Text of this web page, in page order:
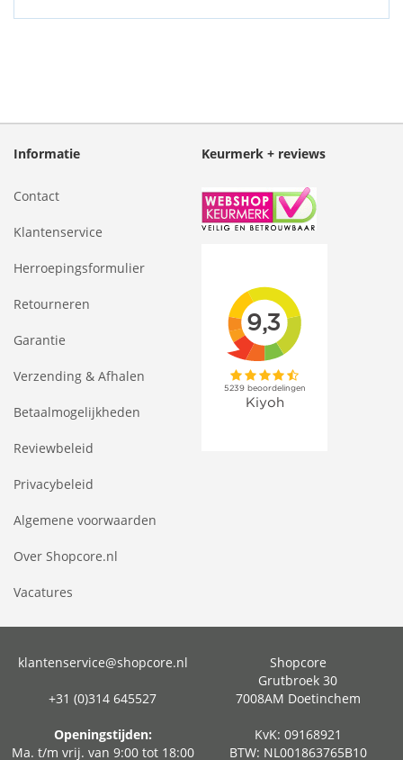
Informatie
Contact
Klantenservice
Herroepingsformulier
Retourneren
Garantie
Verzending & Afhalen
Betaalmogelijkheden
Reviewbeleid
Privacybeleid
Algemene voorwaarden
Over Shopcore.nl
Vacatures
Keurmerk + reviews
klantenservice@shopcore.nl
+31 (0)314 645527
Openingstijden:
Ma. t/m vrij. van 9:00 tot 18:00
Shopcore
Grutbroek 30
7008AM Doetinchem
KvK: 09168921
BTW: NL001863765B10